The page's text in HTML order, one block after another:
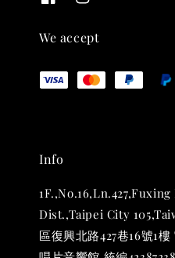
NT$ 880
We accept
Info
Dist.,Taipei City
區復興北路427巷16號1